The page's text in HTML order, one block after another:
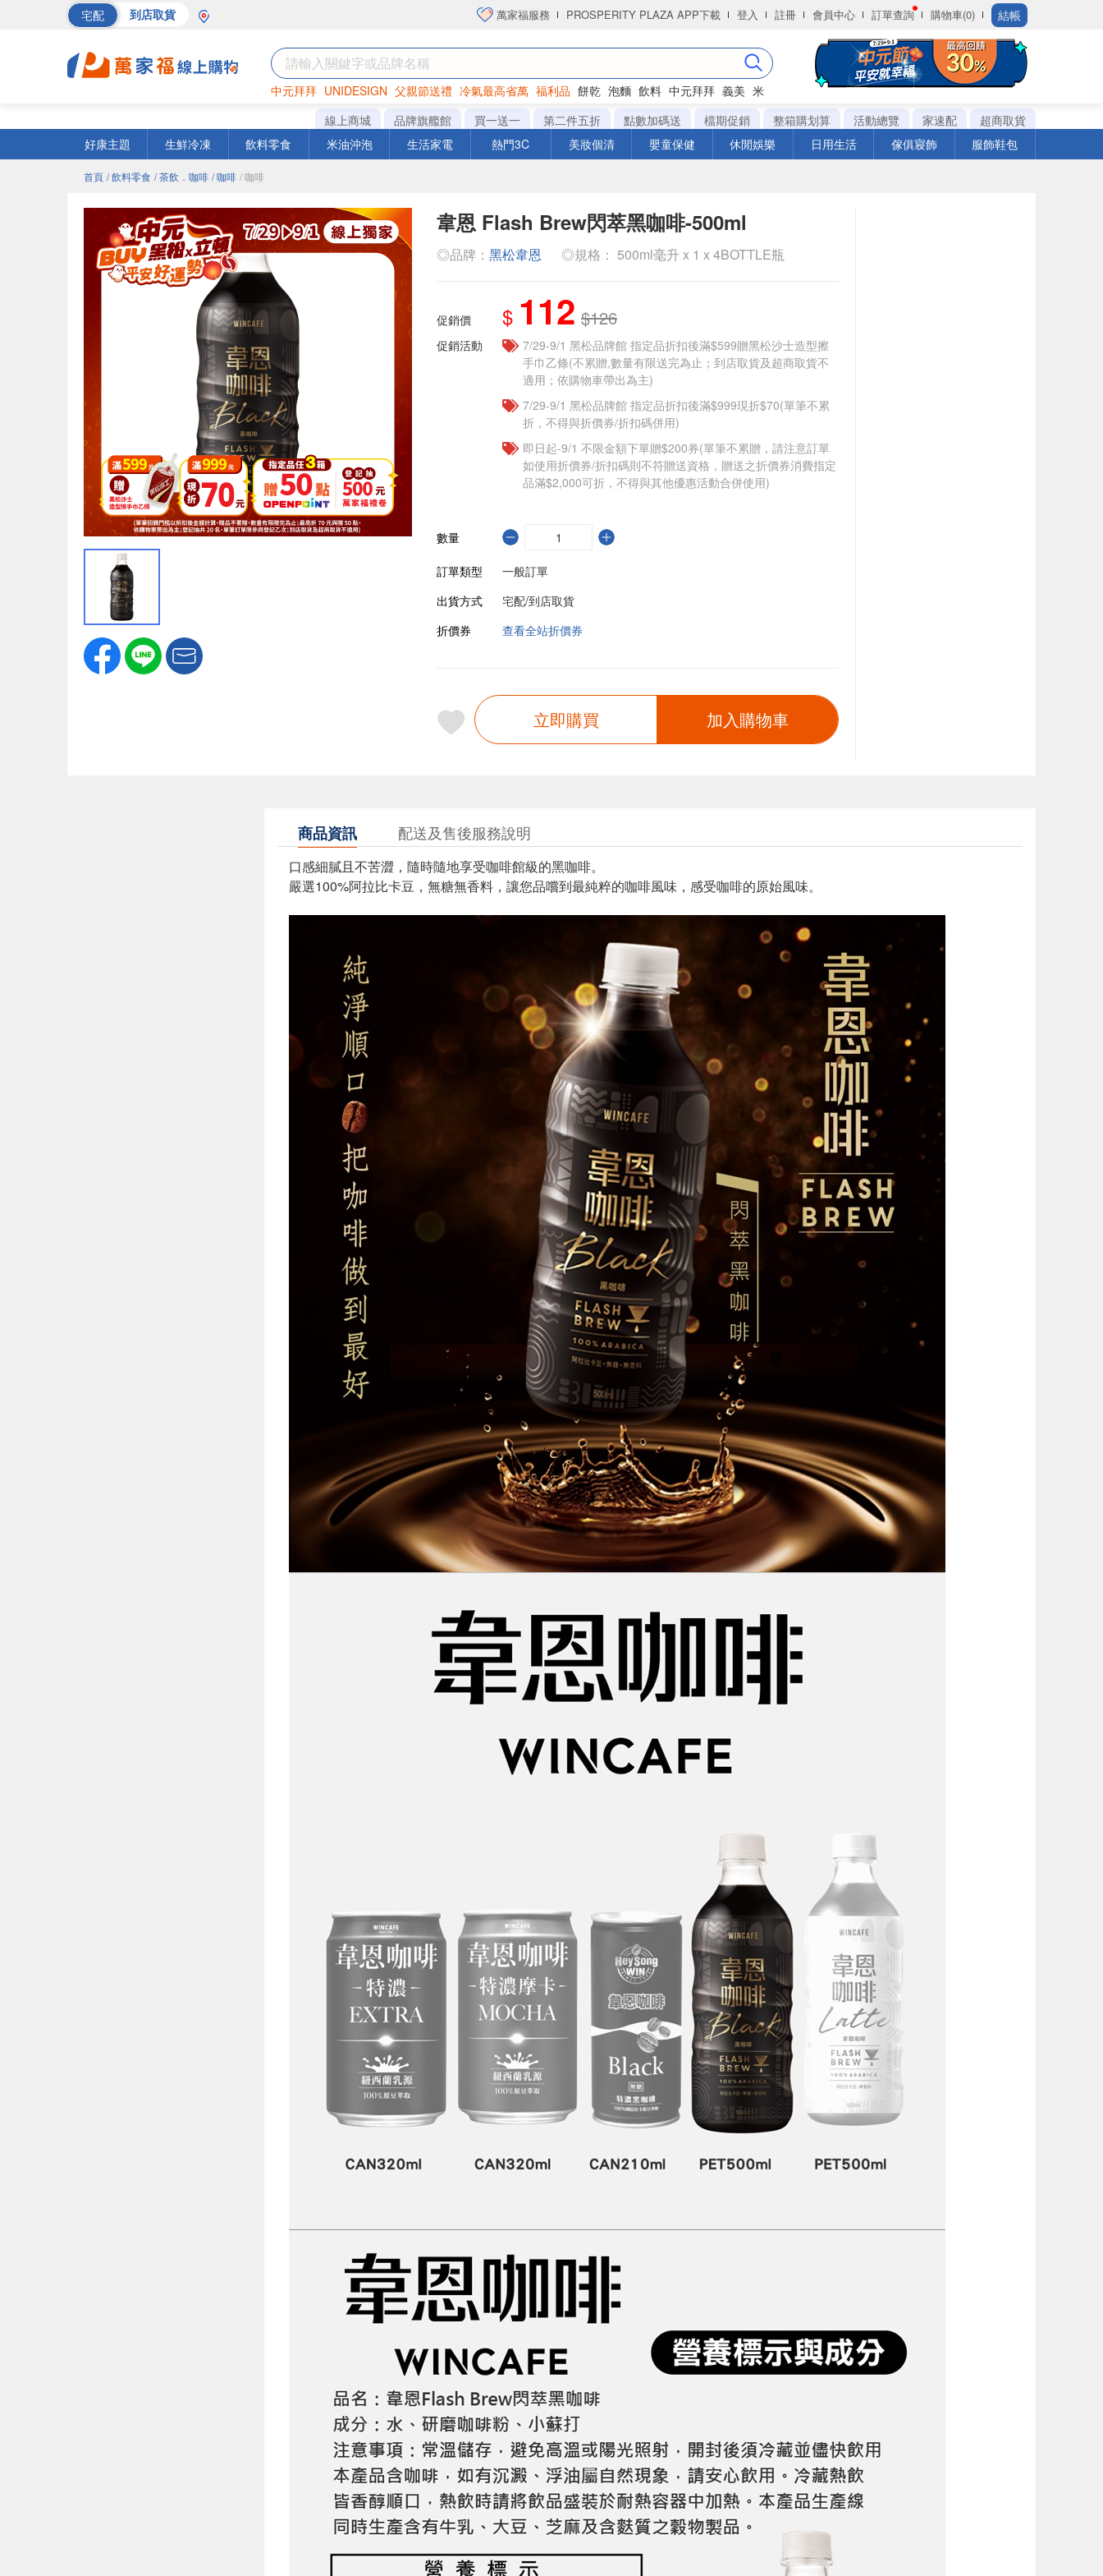
宅配 到店取貨 萬家福服務 PROSPERITY PLAZA APP下載 登入 註冊 會員中心 訂單查詢 購物車(0) 結帳
中元拜拜 UNIDESIGN 父親節送禮 冷氣最高省萬 福利品 餅乾 泡麵 飲料 中元拜拜 義美 米
罐頭 海苔 洋芋片
線上商城 品牌旗艦館 買一送一 第二件五折 點數加碼送 檔期促銷 整箱購划算 活動總覽 家速配
超商取貨
好康主題
生鮮冷凍 飲料零食 米油沖泡 生活家電 熱門3C 美妝個清 嬰童保健 休閒娛樂 日用生活 傢俱寢飾 服飾鞋包
首頁 / 飲料零食 / 茶飲．咖啡 / 咖啡 / 咖啡
韋恩 Flash Brew閃萃黑咖啡-500ml
◎品牌： 黑松韋恩 ◎規格： 500ml毫升 x 1 x 4BOTTLE瓶
促銷價 $ 112 $126
促銷活動
7/29-9/1 黑松品牌館 指定品折扣後滿$599贈黑松沙士造型擦
手巾乙條(不累贈,數量有限送完為止；到店取貨及超商取貨不
適用；依購物車帶出為主)
7/29-9/1 黑松品牌館 指定品折扣後滿$999現折$70(單筆不累
折，不得與折價券/折扣碼併用)
即日起-9/1 不限金額下單贈$200券(單筆不累贈，請注意訂單
如使用折價券/折扣碼則不符贈送資格，贈送之折價券消費指定
品滿$2,000可折，不得與其他優惠活動合併使用)
數量
訂單類型
一般訂單
出貨方式
宅配/到店取貨
折價券
查看全站折價券
立即購買 加入購物車
商品資訊 配送及售後服務說明
口感細膩且不苦澀，隨時隨地享受咖啡館級的黑咖啡。
嚴選100%阿拉比卡豆，無糖無香料，讓您品嚐到最純粹的咖啡風味，感受咖啡的原始風味。